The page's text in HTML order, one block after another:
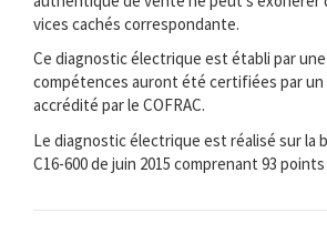
vices cachés correspondante.
Ce diagnostic électrique est établi par
compétences auront été certifiées par un
accrédité par le COFRAC.
Le diagnostic électrique est réalisé sur la
C16-600 de juin 2015 comprenant 93